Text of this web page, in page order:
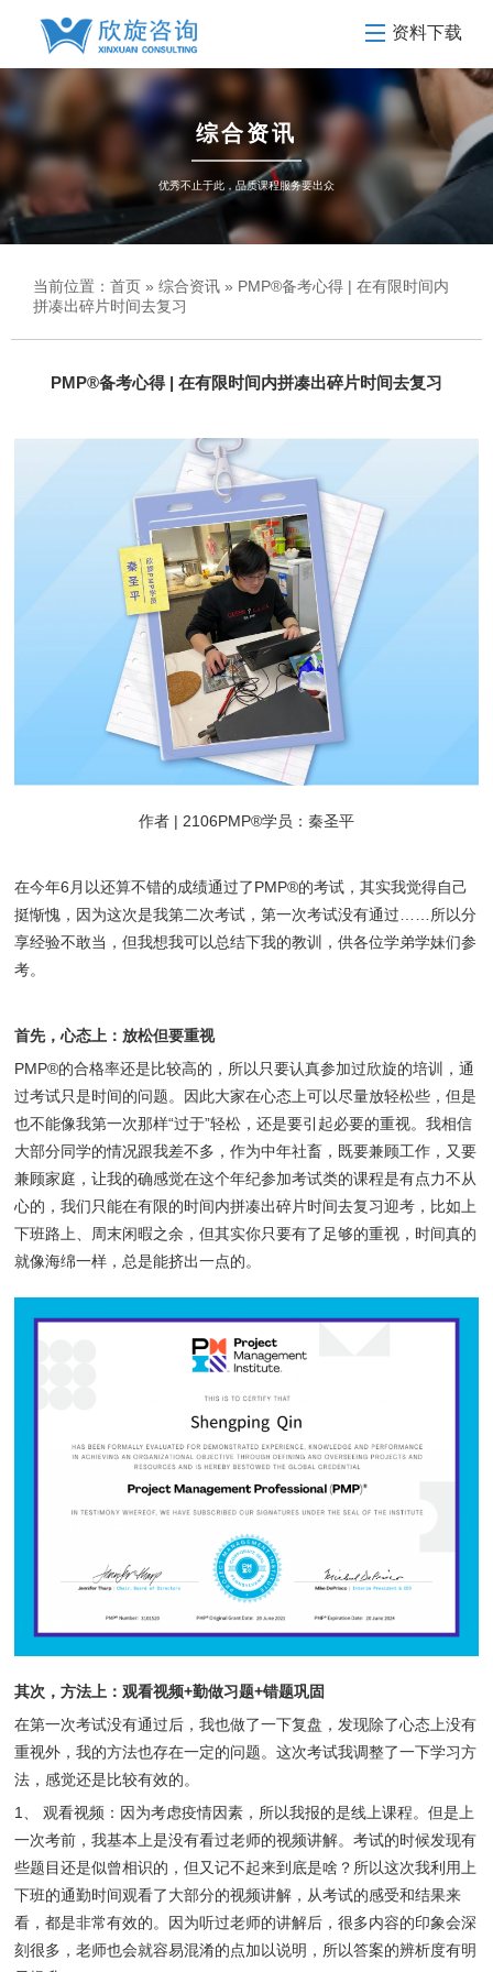
资料下载
综合资讯
优秀不止于此，品质课程服务要出众
当前位置： 首页 » 综合资讯 » PMP®备考心得 | 在有限时间内
拼凑出碎片时间去复习
PMP®备考心得 | 在有限时间内拼凑出碎片时间去复习
作者 | 2106PMP®学员：秦圣平
在今年6月以还算不错的成绩通过了PMP®的考试，其实我觉得自己
挺惭愧，因为这次是我第二次考试，第一次考试没有通过……所以分
享经验不敢当，但我想我可以总结下我的教训，供各位学弟学妹们参
考。
首先，心态上：放松但要重视
PMP®的合格率还是比较高的，所以只要认真参加过欣旋的培训，通
过考试只是时间的问题。因此大家在心态上可以尽量放轻松些，但是
也不能像我第一次那样“过于”轻松，还是要引起必要的重视。我相信
大部分同学的情况跟我差不多，作为中年社畜，既要兼顾工作，又要
兼顾家庭，让我的确感觉在这个年纪参加考试类的课程是有点力不从
心的，我们只能在有限的时间内拼凑出碎片时间去复习迎考，比如上
下班路上、周末闲暇之余，但其实你只要有了足够的重视，时间真的
就像海绵一样，总是能挤出一点的。
其次，方法上：观看视频+勤做习题+错题巩固
在第一次考试没有通过后，我也做了一下复盘，发现除了心态上没有
重视外，我的方法也存在一定的问题。这次考试我调整了一下学习方
法，感觉还是比较有效的。
1、 观看视频：因为考虑疫情因素，所以我报的是线上课程。但是上
一次考前，我基本上是没有看过老师的视频讲解。考试的时候发现有
些题目还是似曾相识的，但又记不起来到底是啥？所以这次我利用上
下班的通勤时间观看了大部分的视频讲解，从考试的感受和结果来
看，都是非常有效的。因为听过老师的讲解后，很多内容的印象会深
刻很多，老师也会就容易混淆的点加以说明，所以答案的辨析度有明